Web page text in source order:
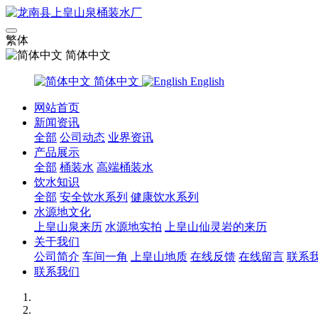
繁体
简体中文
简体中文 English
网站首页
新闻资讯
全部 公司动态 业界资讯
产品展示
全部 桶装水 高端桶装水
饮水知识
全部 安全饮水系列 健康饮水系列
水源地文化
上皇山泉来历 水源地实拍
上皇山仙灵岩的来历
关于我们
公司简介 车间一角 上皇山地质 在线反馈 在线留言 联系
联系我们